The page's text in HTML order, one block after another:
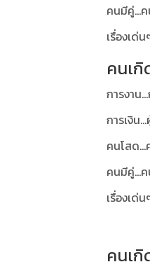
คนมีคู่...
เรื่องเด่
คนเ
การงาน
การเงิน
คนโสด
คนมีคู่...
เรื่องเด่
คนเ